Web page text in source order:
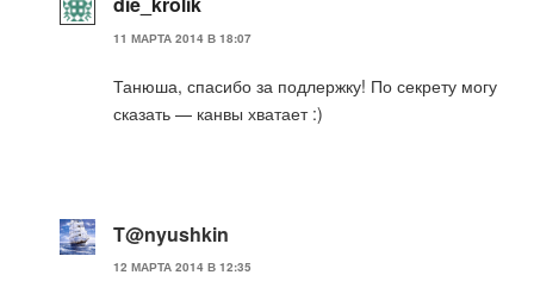
11 МАРТА 2014 В 18:07
Танюша, спасибо за подлержку! По секрету могу
сказать — канвы хватает :)
T@nyushkin
12 МАРТА 2014 В 12:35